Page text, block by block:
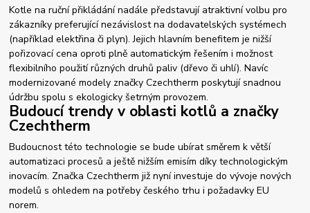
Kotle na ruční přikládání nadále představují atraktivní volbu pro
zákazníky preferující nezávislost na dodavatelských systémech
(například elektřina či plyn). Jejich hlavním benefitem je nižší
pořizovací cena oproti plně automatickým řešením i možnost
flexibilního použití různých druhů paliv (dřevo či uhlí). Navíc
modernizované modely značky Czechtherm poskytují snadnou
údržbu spolu s ekologicky šetrným provozem.
Budoucí trendy v oblasti kotlů a značky
Czechtherm
Budoucnost této technologie se bude ubírat směrem k větší
automatizaci procesů a ještě nižším emisím díky technologickým
inovacím. Značka Czechtherm již nyní investuje do vývoje nových
modelů s ohledem na potřeby českého trhu i požadavky EU
norem.